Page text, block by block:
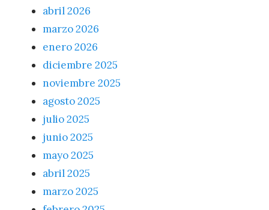
abril 2026
marzo 2026
enero 2026
diciembre 2025
noviembre 2025
agosto 2025
julio 2025
junio 2025
mayo 2025
abril 2025
marzo 2025